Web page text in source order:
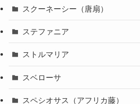
スクーネーシー（唐扇）
ステファニア
ストルマリア
スベローサ
スペシオサス（アフリカ藤）